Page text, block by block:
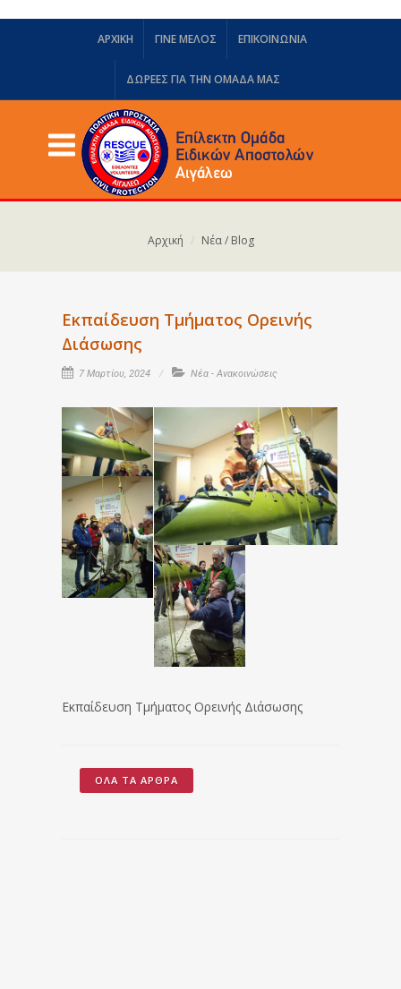
ΑΡΧΙΚΗ ΓΙΝΕ ΜΕΛΟΣ ΕΠΙΚΟΙΝΩΝΙΑ
ΔΩΡΕΈΣ ΓΙΑ ΤΗΝ ΟΜΆΔΑ ΜΑΣ
Αρχική Νέα / Blog
Εκπαίδευση Τμήματος Ορεινής
Διάσωσης
7 Μαρτίου, 2024 Νέα - Ανακοινώσεις
Εκπαίδευση Τμήματος Ορεινής Διάσωσης
ΌΛΑ ΤΑ ΆΡΘΡΑ